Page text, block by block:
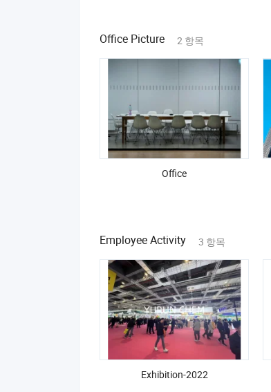
Office Picture 2 항목
Office
Employee Activity 3 항목
Exhibition-2022